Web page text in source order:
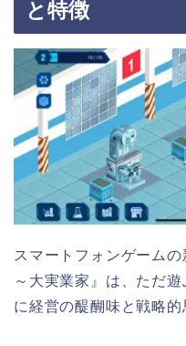
と特徴
スマートフォンゲーム
～大実業家』は、ただ
に経営の醍醐味と戦略的